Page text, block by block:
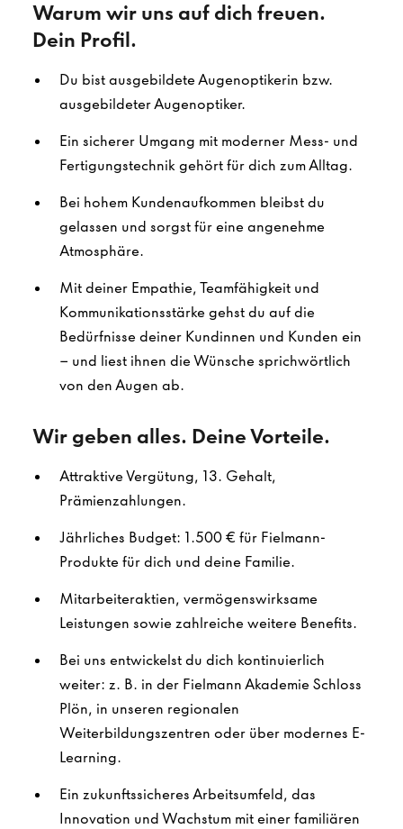
Warum wir uns auf dich freuen.
Dein Profil.
Du bist ausgebildete Augenoptikerin bzw.
ausgebildeter Augenoptiker.
Ein sicherer Umgang mit moderner Mess- und
Fertigungstechnik gehört für dich zum Alltag.
Bei hohem Kundenaufkommen bleibst du
gelassen und sorgst für eine angenehme
Atmosphäre.
Mit deiner Empathie, Teamfähigkeit und
Kommunikationsstärke gehst du auf die
Bedürfnisse deiner Kundinnen und Kunden ein
– und liest ihnen die Wünsche sprichwörtlich
von den Augen ab.
Wir geben alles. Deine Vorteile.
Attraktive Vergütung, 13. Gehalt,
Prämienzahlungen.
Jährliches Budget: 1.500 € für Fielmann-
Produkte für dich und deine Familie.
Mitarbeiteraktien, vermögenswirksame
Leistungen sowie zahlreiche weitere Benefits.
Bei uns entwickelst du dich kontinuierlich
weiter: z. B. in der Fielmann Akademie Schloss
Plön, in unseren regionalen
Weiterbildungszentren oder über modernes E-
Learning.
Ein zukunftssicheres Arbeitsumfeld, das
Innovation und Wachstum mit einer familiären